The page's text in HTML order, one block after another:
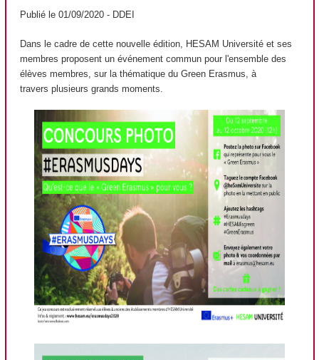
Publié le 01/09/2020 - DDEI
Dans le cadre de cette nouvelle édition, HESAM Université et ses
membres proposent un événement commun pour l'ensemble des
élèves membres, sur la thématique du Green Erasmus, à
travers plusieurs grands moments.